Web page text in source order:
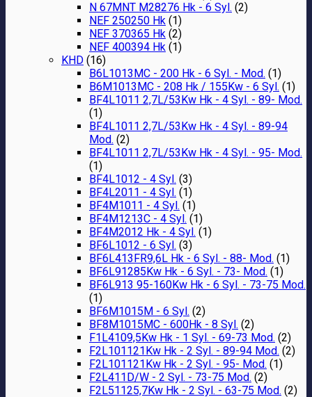
N 67MNT M28276 Hk - 6 Syl. (2)
NEF 250250 Hk (1)
NEF 370365 Hk (2)
NEF 400394 Hk (1)
KHD (16)
B6L1013MC - 200 Hk - 6 Syl. - Mod. (1)
B6M1013MC - 208 Hk / 155Kw - 6 Syl. (1)
BF4L1011 2,7L/53Kw Hk - 4 Syl. - 89- Mod.
(1)
BF4L1011 2,7L/53Kw Hk - 4 Syl. - 89-94
Mod. (2)
BF4L1011 2,7L/53Kw Hk - 4 Syl. - 95- Mod.
(1)
BF4L1012 - 4 Syl. (3)
BF4L2011 - 4 Syl. (1)
BF4M1011 - 4 Syl. (1)
BF4M1213C - 4 Syl. (1)
BF4M2012 Hk - 4 Syl. (1)
BF6L1012 - 6 Syl. (3)
BF6L413FR9,6L Hk - 6 Syl. - 88- Mod. (1)
BF6L91285Kw Hk - 6 Syl. - 73- Mod. (1)
BF6L913 95-160Kw Hk - 6 Syl. - 73-75 Mod.
(1)
BF6M1015M - 6 Syl. (2)
BF8M1015MC - 600Hk - 8 Syl. (2)
F1L4109,5Kw Hk - 1 Syl. - 69-73 Mod. (2)
F2L101121Kw Hk - 2 Syl. - 89-94 Mod. (2)
F2L101121Kw Hk - 2 Syl. - 95- Mod. (1)
F2L411D/W - 2 Syl. - 73-75 Mod. (2)
F2L51125,7Kw Hk - 2 Syl. - 63-75 Mod. (2)